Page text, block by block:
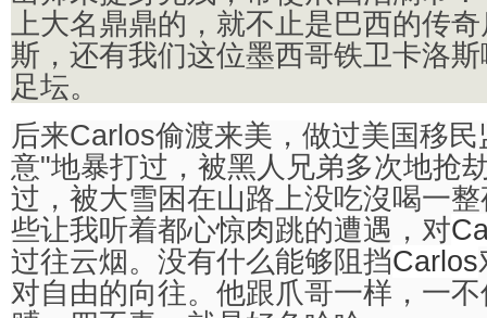
上大名鼎鼎的，就不止是巴西的传
斯，还有我们这位墨西哥铁卫卡洛
足坛。
后来Carlos偷渡来美，做过美国移
意"地暴打过，被黑人兄弟多次地抢
过，被大雪困在山路上没吃沒喝一
些让我听着都心惊肉跳的遭遇，对
过往云烟。没有什么能够阻挡Carlos
对自由的向往。他跟爪哥一样，一